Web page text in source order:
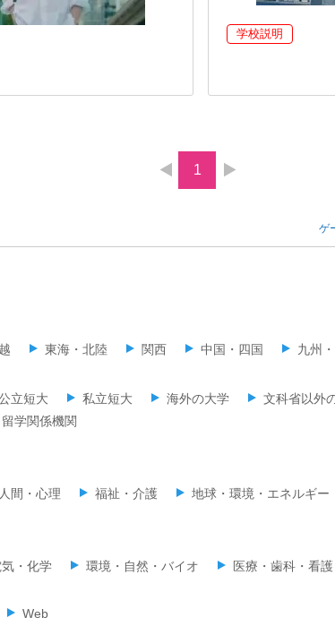
学校説明
1
ゲ
東海・北陸 関西 中国・四国 九州
立短大 私立短大 海外の大学 文科省以外
留学関係機関
間・心理 福祉・介護 地球・環境・エネルギー
・化学 環境・自然・バイオ 医療・歯科・看
Web